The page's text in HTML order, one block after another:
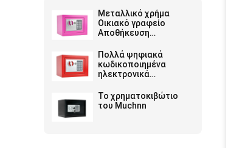
Μεταλλικό χρήμα
Οικιακό γραφείο
Αποθήκευση
Πολλά ψηφιακά
κωδικοποιημένα
ηλεκτρονικά
Το χρηματοκιβώτιο
του Muchnn